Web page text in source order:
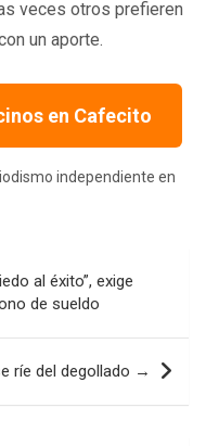
veces otros prefieren
un aporte.
en Cafecito
independiente en
al éxito”, exige
de sueldo
ríe del degollado →